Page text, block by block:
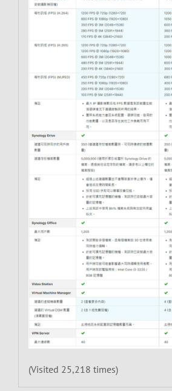
(Visited 25,218 times)